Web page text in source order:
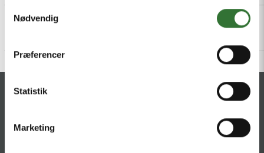
Samtykkevalg
Nødvendig
Præferencer
Statistik
Marketing
KONTAKT
HQ:Theilgaards Torv 1